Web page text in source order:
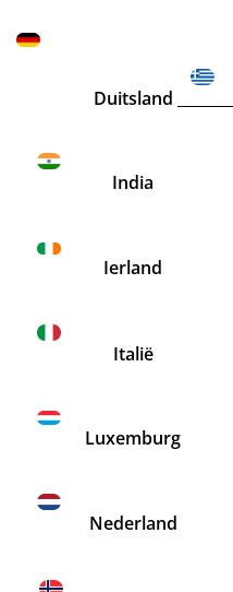
Duitsland
India
Ierland
Italië
Luxemburg
Nederland
Are you 18
NO, I'M NOT